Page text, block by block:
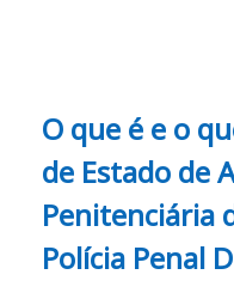
O que é e o
de Estado de
Penitenciária
Polícia Penal